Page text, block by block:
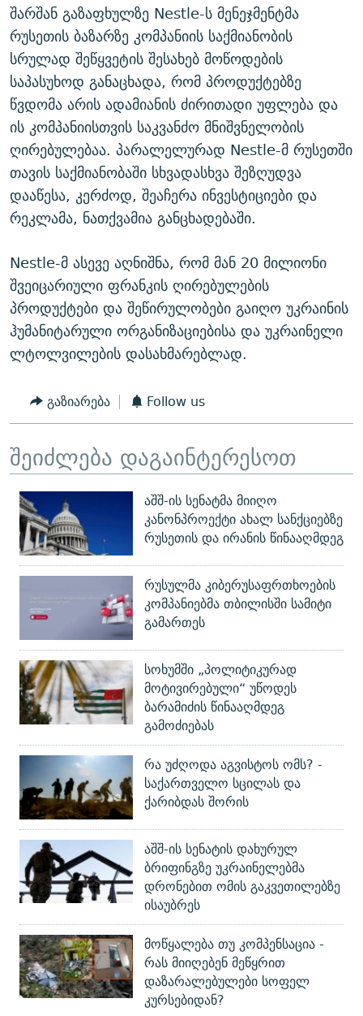
შარშან გაზაფხულზე Nestle-ს მენეჯმენტმა
რუსეთის ბაზარზე კომპანიის საქმიანობის
სრულად შეწყვეტის შესახებ მოწოდების
საპასუხოდ განაცხადა, რომ პროდუქტებზე
წვდომა არის ადამიანის ძირითადი უფლება და
ის კომპანიისთვის საკვანძო მნიშვნელობის
ღირებულებაა. პარალელურად Nestle-მ რუსეთში
თავის საქმიანობაში სხვადასხვა შეზღუდვა
დააწესა, კერძოდ, შეაჩერა ინვესტიციები და
რეკლამა, ნათქვამია განცხადებაში.
Nestle-მ ასევე აღნიშნა, რომ მან 20 მილიონი
შვეიცარიული ფრანკის ღირებულების
პროდუქტები და შეწირულობები გაიღო უკრაინის
ჰუმანიტარული ორგანიზაციებისა და უკრაინელი
ლტოლვილების დასახმარებლად.
გაზიარება Follow us
შეიძლება დაგაინტერესოთ
აშშ-ის სენატმა მიიღო
კანონპროექტი ახალ სანქციებზე
რუსეთის და ირანის წინააღმდეგ
რუსულმა კიბერუსაფრთხოების
კომპანიებმა თბილისში სამიტი
გამართეს
სოხუმში „პოლიტიკურად
მოტივირებული“ უწოდეს
ბარამიძის წინააღმდეგ
გამოძიებას
რა უძღოდა აგვისტოს ომს? -
საქართველო სცილას და
ქარიბდას შორის
აშშ-ის სენატის დახურულ
ბრიფინგზე უკრაინელებმა
დრონებით ომის გაკვეთილებზე
ისაუბრეს
მოწყალება თუ კომპენსაცია -
რას მიიღებენ მეწყრით
დაზარალებულები სოფელ
კურსებიდან?